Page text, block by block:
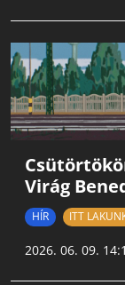
Virág
HÍR ITT
2026. 06. 09.